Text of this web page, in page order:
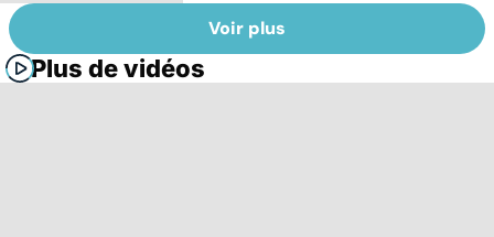
Voir plus
Plus de vidéos